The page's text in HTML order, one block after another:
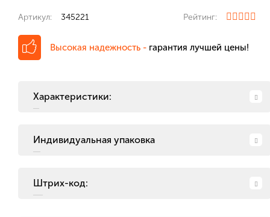
Артикул: 345221 Рейтинг:
Высокая надежность - гарантия лучшей цены!
Характеристики:
Индивидуальная упаковка
Штрих-код: